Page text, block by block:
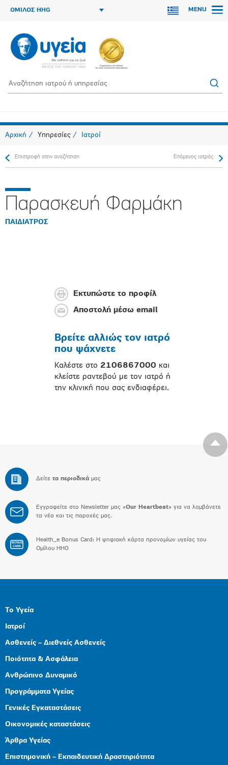
ΟΜΙΛΟΣ HHG MENU
Αρχική Υπηρεσίες Ιατροί
Επιστροφή στην αναζήτηση Επόμενος ιατρός
Παρασκευή Φαρμάκη
ΠΑΙΔΙΑΤΡΟΣ
Εκτυπώστε το προφίλ
Αποστολή μέσω email
Βρείτε αλλιώς τον ιατρό
που ψάχνετε
Καλέστε στο 2106867000 και
κλείστε ραντεβού με τον ιατρό ή
την κλινική που σας ενδιαφέρει.
Δείτε τα περιοδικά μας
Εγγραφείτε στο Newsletter μας «Our Heartbeat» για να λαμβάνετε
τα νέα και τις παροχές μας.
BONUS
CARD
Health_e Bonus Card: H ψηφιακή κάρτα προνομίων υγείας του
Ομίλου HHG
Το Υγεία
Ιατροί
Ασθενείς – Διεθνείς Ασθενείς
Ποιότητα & Ασφάλεια
Ανθρώπινο Δυναμικό
Προγράμματα Υγείας
Γενικές Εγκαταστάσεις
Οικονομικές καταστάσεις
Άρθρα Υγείας
Επιστημονική – Εκπαιδευτική Δραστηριότητα